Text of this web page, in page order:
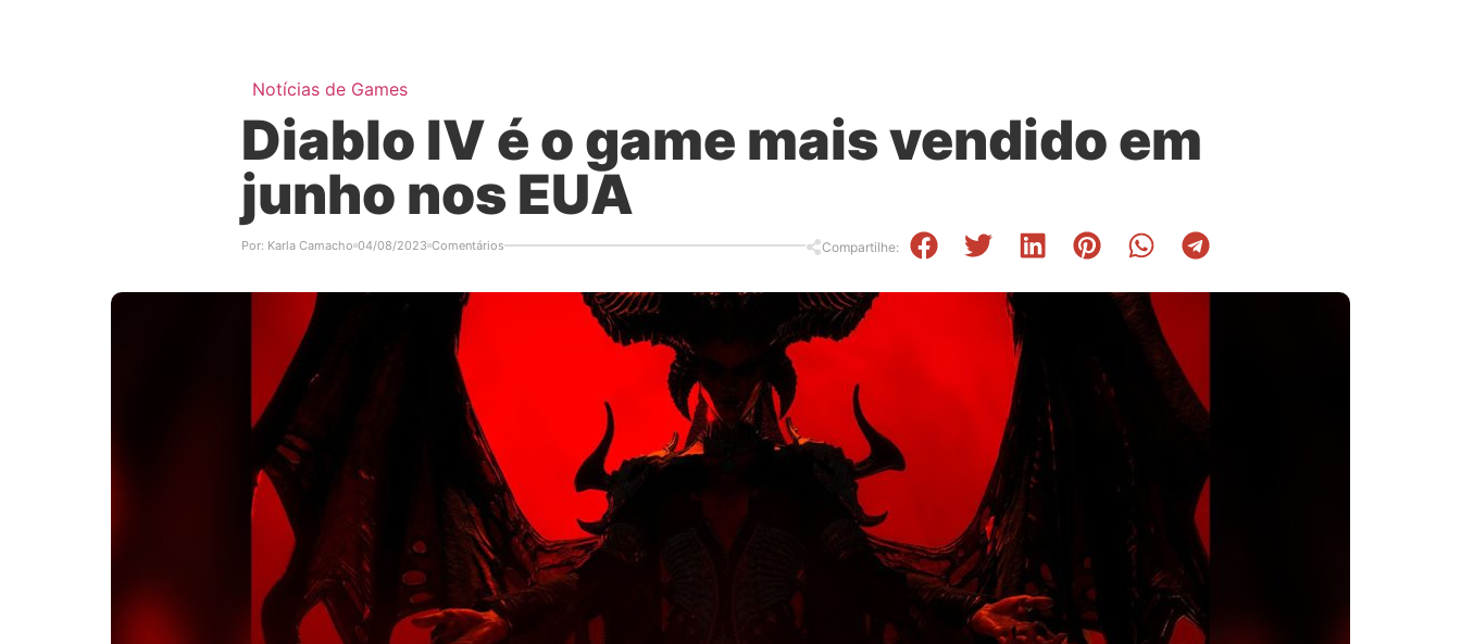
Notícias de Games
Diablo IV é o game mais vendido em
junho nos EUA
Por: Karla Camacho 04/08/2023 Comentários Compartilhe: